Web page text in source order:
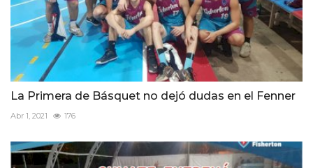
La Primera de Básquet no dejó dudas en el Fenner
Abr 1, 2021 176